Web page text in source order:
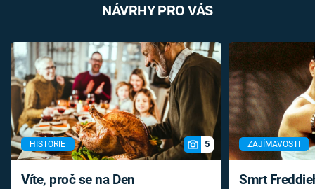
NÁVRHY PRO VÁS
HISTORIE 5
Víte, proč se na Den
ZAJÍMAVOSTI
Smrt